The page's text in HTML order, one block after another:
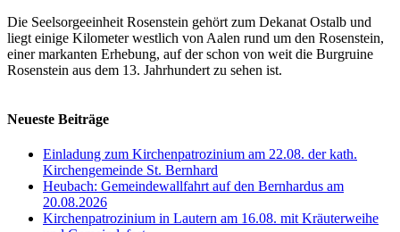
Die Seelsorgeeinheit Rosenstein gehört zum Dekanat Ostalb und
liegt einige Kilometer westlich von Aalen rund um den Rosenstein,
einer markanten Erhebung, auf der schon von weit die Burgruine
Rosenstein aus dem 13. Jahrhundert zu sehen ist.
Neueste Beiträge
Einladung zum Kirchenpatrozinium am 22.08. der kath.
Kirchengemeinde St. Bernhard
Heubach: Gemeindewallfahrt auf den Bernhardus am
20.08.2026
Kirchenpatrozinium in Lautern am 16.08. mit Kräuterweihe